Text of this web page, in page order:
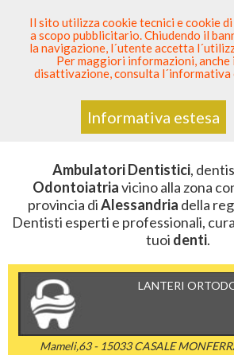
SEI DENTISTA?
Sei QuiElenco Dentista
Ambulatori Dentistici>
ZONA CON CAP
Ambulatori Dentistici,
Odontoiatriavicino alla zona
provincia diAlessandria della
Dentisti esperti e professionali,
tuoi denti.
LANTERI
Mameli,63 - 15033 CASALE
Il sito utilizza cookie tecnici e cookie
a scopo pubblicitario. Chiudendo il
la navigazione, l´utente accetta
Per maggiori informazioni, anche
disattivazione, consulta l´informativa
Informativa estesa